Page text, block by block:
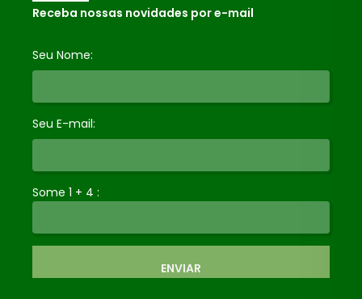
Receba nossas novidades por e-mail
Seu Nome:
Seu E-mail:
Some 1 + 4 :
ENVIAR